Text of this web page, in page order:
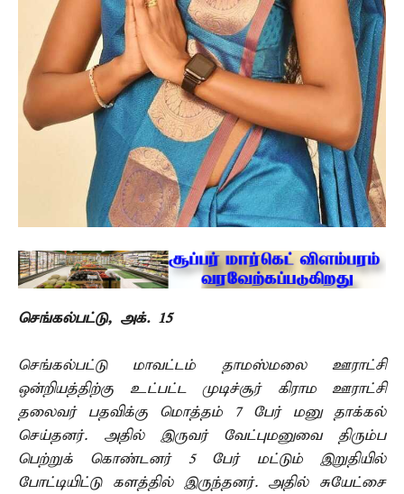
செங்கல்பட்டு, அக். 15 –
செங்கல்பட்டு மாவட்டம் தாமஸ்மலை ஊராட்சி
ஒன்றியத்திற்கு உட்பட்ட முடிச்சூர் கிராம ஊராட்சி
தலைவர் பதவிக்கு மொத்தம் 7 பேர் மனு தாக்கல்
செய்தனர். அதில் இருவர் வேட்புமனுவை திரும்ப
பெற்றுக் கொண்டனர் 5 பேர் மட்டும் இறுதியில்
போட்டியிட்டு களத்தில் இருந்தனர். அதில் சுயேட்சை